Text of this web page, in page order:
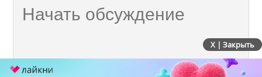
X | Закрыть